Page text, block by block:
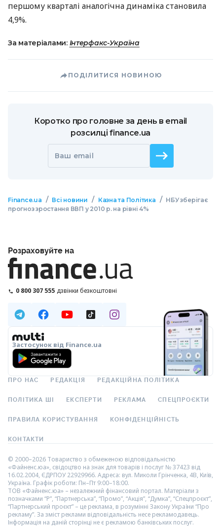
першому кварталі аналогічна динаміка становила
4,9%.
За матеріалами: Інтерфакс-Україна
ПОДІЛИТИСЯ НОВИНОЮ
Коротко про головне за день в email
розсилці finance.ua
Ваш email
Finance.ua / Всі новини / Казна та Політика / НБУ зберігає
прогноз зростання ВВП у 2010 р. на рівні 4%
Розраховуйте на
0 800 307 555 дзвінки безкоштовні
Застосунок від Finance.ua
ПРО НАС РЕДАКЦІЯ РЕДАКЦІЙНА ПОЛІТИКА
ПОЛІТИКА ШІ ЕКСПЕРТИ РЕКЛАМА СПЕЦПРОЄКТИ
ПРАВИЛА КОРИСТУВАННЯ КОНФІДЕНЦІЙНІСТЬ
КОНТАКТИ
© 2000–2026 Товариство з обмеженою відповідальністю
«Файненс.юа», свідоцтво на знак для товарів і послуг № 37423 від
16.02.2004, ЄДРПОУ 22929966. Адреса: вул. Миколи Грінченка, 4В, Київ,
Україна. Графік роботи: Пн–Пт 9:00–18:00.
ТОВ «Файненс.юа» – незалежний фінансовий портал. Матеріали з
позначками “Р”, “Партнерська”, “Промо”, “Акція”, “Думка”, “Спецпроєкт”,
“Партнерський проєкт” – це реклама, в розумінні Закону України “Про
рекламу”. За зміст реклами відповідальність несе рекламодавець.
Інформація на даній сторінці не є рекламою банківських послуг.